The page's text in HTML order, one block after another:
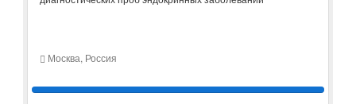
Москва, Россия